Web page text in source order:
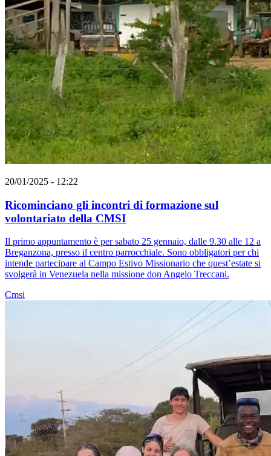
20/01/2025 - 12:22
Ricominciano gli incontri di formazione sul
volontariato della CMSI
Il primo appuntamento è per sabato 25 gennaio, dalle 9.30 alle 12 a
Breganzona, presso il centro parrocchiale. Sono obbligatori per chi
intende partecipare al Campo Estivo Missionario che quest’estate si
svolgerà in Venezuela nella missione don Angelo Treccani.
Cmsi